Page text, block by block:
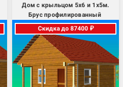
Дом с крыльцом 5х6 и 1х5м.
Брус профилированный
Скидка до 87400 ₽